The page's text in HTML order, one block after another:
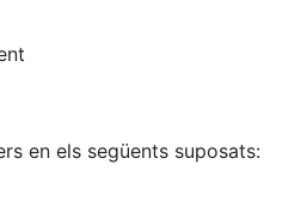
en els següents suposats: